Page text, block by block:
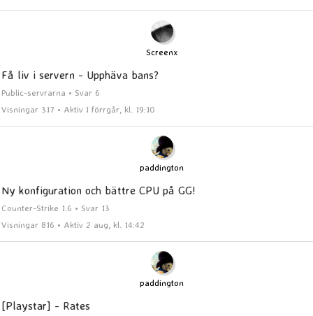
Screenx
Få liv i servern - Upphäva bans?
Public-servrarna • Svar 6
Visningar 317 • Aktiv I förrgår, kl. 19:10
paddington
Ny konfiguration och bättre CPU på GG!
Counter-Strike 1.6 • Svar 13
Visningar 816 • Aktiv 2 aug, kl. 14:42
paddington
[Playstar] - Rates